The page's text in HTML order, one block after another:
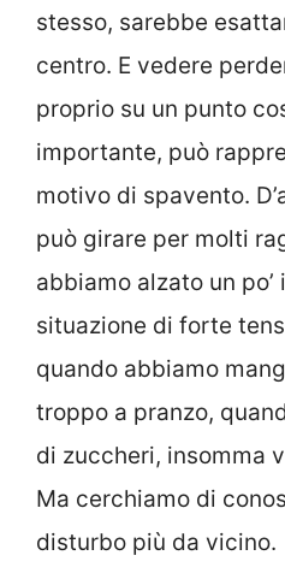
stesso, sarebbe
centro. E vedere
proprio su un punto
importante, può
motivo di spavento.
può girare per molti
abbiamo alzato un
situazione di forte
quando abbiamo
troppo a pranzo,
di zuccheri, insomma
Ma cerchiamo di
disturbo più da vicino.